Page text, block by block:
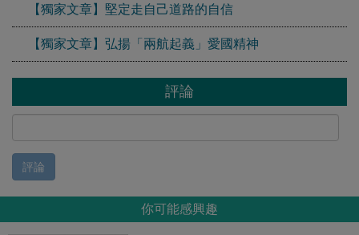
【獨家文章】堅定走自己道路的自信
【獨家文章】弘揚「兩航起義」愛國精神
評論
評論
你可能感興趣